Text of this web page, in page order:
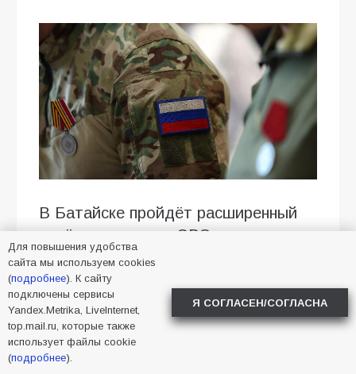
В Батайске пройдёт расширенный
приём участников СВО и членов их
семей
21 августа в 14:00 в Городском
культурно-досуговом центре (пл.
Ленина, 5) состоится расширенный
приём участников специальной
Для повышения удобства
сайта мы используем cookies
(подробнее). К сайту
подключены сервисы
Yandex.Metrika, LiveInternet,
top.mail.ru, которые также
использует файлы cookie
(подробнее).
Я СОГЛАСЕН/СОГЛАСНА